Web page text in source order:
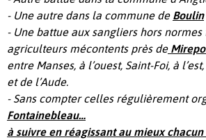
- Une autre dans la commune de Boulin
- Une battue aux sangliers hors normes
agriculteurs mécontents près de
entre Manses, à l’ouest, Saint-Foi, à
et de l’Aude.
- Sans compter celles régulièrement
Fontainebleau…
à suivre en réagissant au mieux chacun